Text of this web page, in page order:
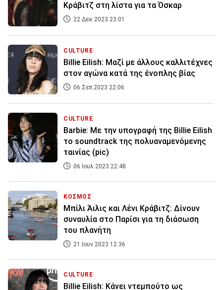
Κράβιτζ στη λίστα για τα Όσκαρ
22 Δεκ 2023 23:01
CULTURE
Billie Eilish: Μαζί με άλλους καλλιτέχνες
στον αγώνα κατά της ένοπλης βίας
06 Σεπ 2023 22:06
CULTURE
Barbie: Με την υπογραφή της Billie Eilish
το soundtrack της πολυαναμενόμενης
ταινίας (pic)
06 Ιουλ 2023 22:48
ΚΟΣΜΟΣ
Μπίλι Άιλις και Λένι Κράβιτζ: Δίνουν
συναυλία στο Παρίσι για τη διάσωση
του πλανήτη
21 Ιουν 2023 12:36
CULTURE
Billie Eilish: Κάνει ντεμπούτο ως